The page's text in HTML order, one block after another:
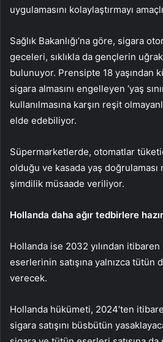
uygulamasını kolaylaştırmayı
Sağlık Bakanlığı’na göre, sigara
geceleri, sıklıkla da gençlerin
bulunuyor. Prensipte 18 yaşından
sigara almasını engelleyen ‘yaş
kullanılmasına karşın reşit
elde edebiliyor.
Süpermarketlerde, otomatlar
olduğu ve kasada yaş
şimdilik müsaade veriliyor.
Hollanda daha ağır tedbirlere
Hollanda ise 2032 yılından
eserlerinin satışına yalnızca tütün
verecek.
Hollanda hükümeti, 2024’ten
sigara satışını büsbütün